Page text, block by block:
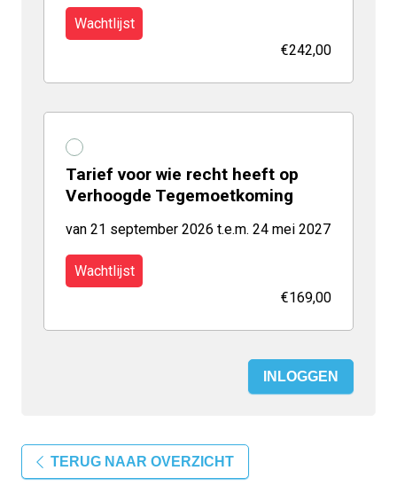
Wachtlijst
€242,00
Tarief voor wie recht heeft op
Verhoogde Tegemoetkoming
van 21 september 2026 t.e.m. 24 mei 2027
Wachtlijst
€169,00
INLOGGEN
TERUG NAAR OVERZICHT